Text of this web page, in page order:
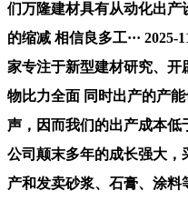
们万隆建材具有从动化出
的缩减 相信良多工···
家专注于新型建材研究、开
物比力全面 同时出产的产
声，因而我们的出产成本低
公司颠末多年的成长强大，
产和发卖砂浆、石膏、涂